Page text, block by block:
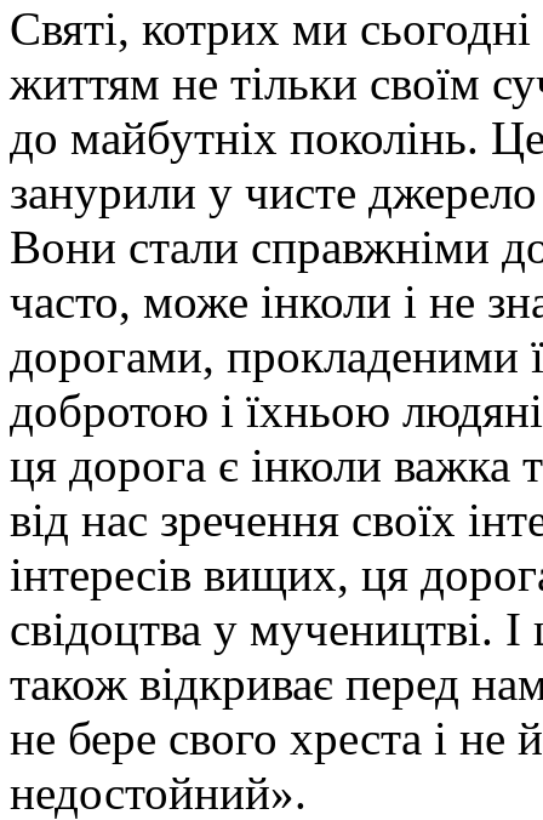
Святі, котрих ми
життям не тільки своїм
до майбутніх поколінь.
занурили у чисте
Вони стали справжніми
часто, може інколи і не
дорогами, прокладеними
добротою і їхньою
ця дорога є інколи важка
від нас зречення своїх
інтересів вищих, ця
свідоцтва у мучеництві.
також відкриває перед
не бере свого хреста і
недостойний».